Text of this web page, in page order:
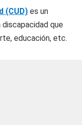
(CUD) es un
que
educación, etc.